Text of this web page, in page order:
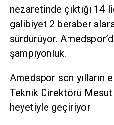
nezaretinde çıktığı 14
galibiyet 2 beraber
sürdürüyor.
şampiyonluk.
Amedspor son yılların
Teknik Direktörü
heyetiyle geçiriyor.